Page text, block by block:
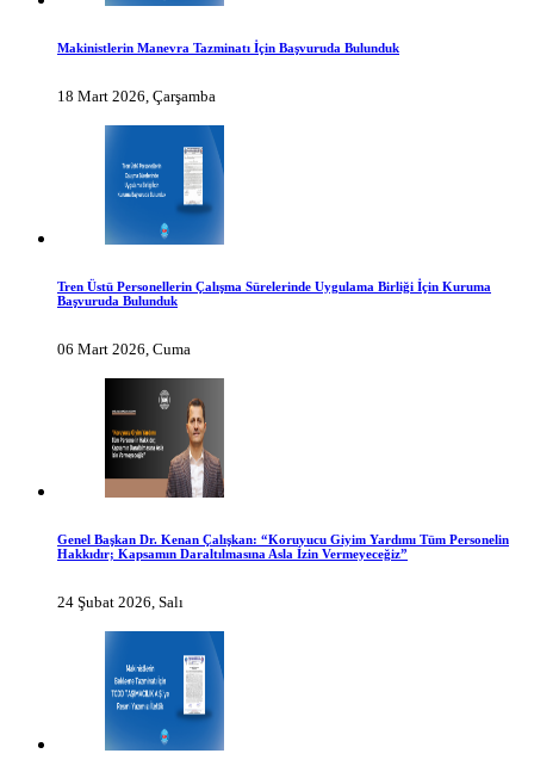
Makinistlerin Manevra Tazminatı İçin Başvuruda Bulunduk
18 Mart 2026, Çarşamba
Tren Üstü Personellerin Çalışma Sürelerinde Uygulama Birliği İçin Kuruma
Başvuruda Bulunduk
06 Mart 2026, Cuma
Genel Başkan Dr. Kenan Çalışkan: “Koruyucu Giyim Yardımı Tüm Personelin
Hakkıdır; Kapsamın Daraltılmasına Asla İzin Vermeyeceğiz”
24 Şubat 2026, Salı